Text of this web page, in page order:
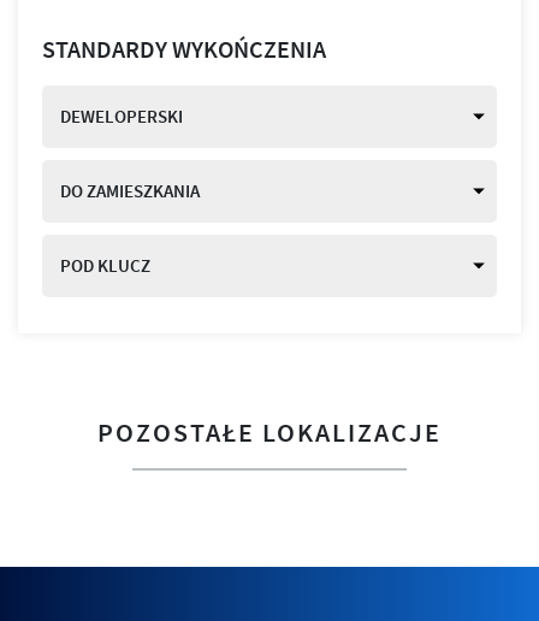
STANDARDY WYKOŃCZENIA
DEWELOPERSKI
DO ZAMIESZKANIA
POD KLUCZ
POZOSTAŁE LOKALIZACJE